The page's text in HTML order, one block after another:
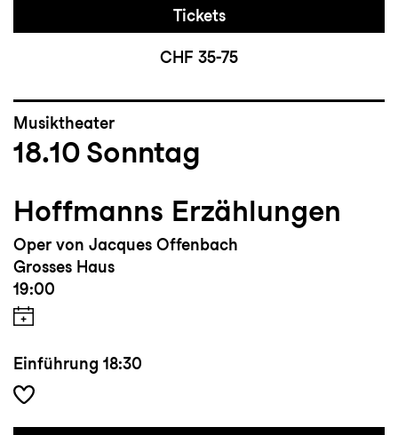
Tickets
CHF 35-75
Musiktheater
18.10 Sonntag
Hoffmanns Erzählungen
Oper von Jacques Offenbach
Grosses Haus
19:00
Einführung 18:30